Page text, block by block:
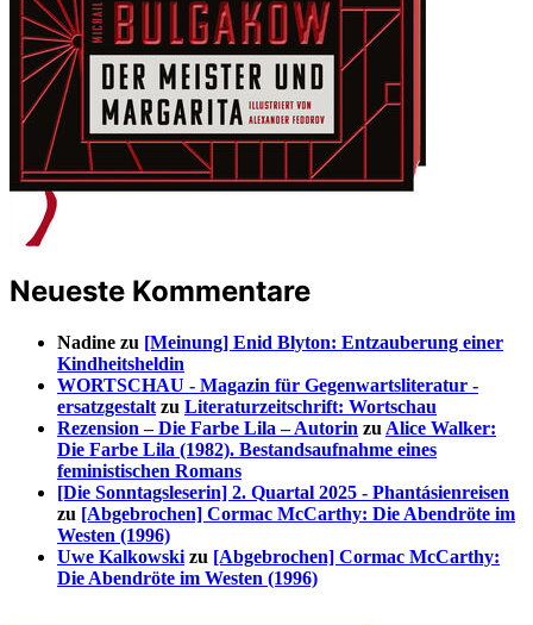
Neueste Kommentare
Nadine zu [Meinung] Enid Blyton: Entzauberung einer
Kindheitsheldin
WORTSCHAU - Magazin für Gegenwartsliteratur -
ersatzgestalt zu Literaturzeitschrift: Wortschau
Rezension – Die Farbe Lila – Autorin zu Alice Walker:
Die Farbe Lila (1982). Bestandsaufnahme eines
feministischen Romans
[Die Sonntagsleserin] 2. Quartal 2025 - Phantásienreisen
zu [Abgebrochen] Cormac McCarthy: Die Abendröte im
Westen (1996)
Uwe Kalkowski zu [Abgebrochen] Cormac McCarthy:
Die Abendröte im Westen (1996)